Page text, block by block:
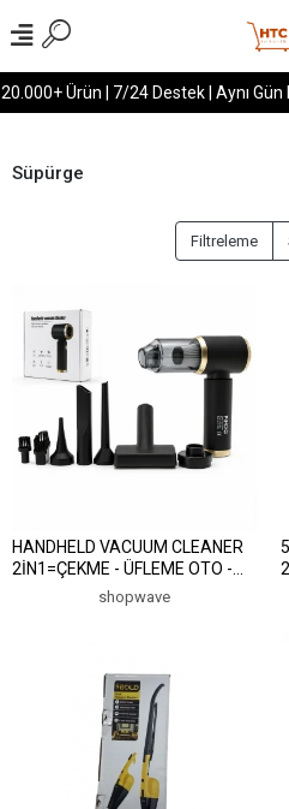
Ürün | 7/24 Destek | Aynı Gün
Süpürge
Filtreleme
HANDHELD VACUUM CLEANER
2İN1=ÇEKME - ÜFLEME OTO -
ARAÇ - EV EL TİPİ SÜPÜRGE
ŞARJLI MİNİ - TAŞINABİLİR KH-
shopwave